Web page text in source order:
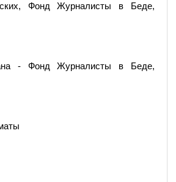
Фонд Журналисты в Беде,
- Фонд Журналисты в Беде,